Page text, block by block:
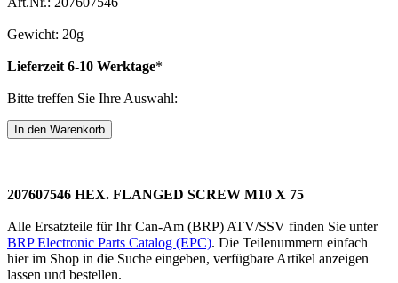
Gewicht: 20g
Lieferzeit 6-10 Werktage*
Bitte treffen Sie Ihre Auswahl:
207607546 HEX. FLANGED SCREW M10 X 75
Alle Ersatzteile für Ihr Can-Am (BRP) ATV/SSV finden Sie unter
BRP Electronic Parts Catalog (EPC). Die Teilenummern einfach
hier im Shop in die Suche eingeben, verfügbare Artikel anzeigen
lassen und bestellen.